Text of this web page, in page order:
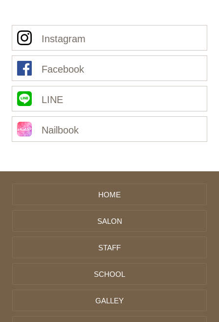
Instagram
Facebook
LINE
Nailbook
HOME
SALON
STAFF
SCHOOL
GALLEY